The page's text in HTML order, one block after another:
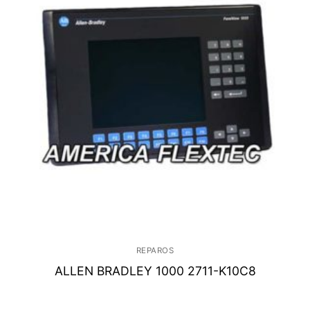
REPAROS
ALLEN BRADLEY 1000 2711-K10C8